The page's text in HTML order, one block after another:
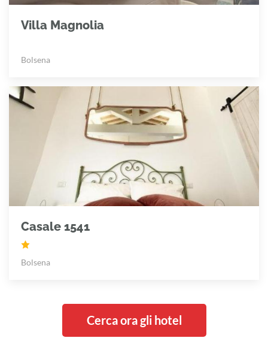
Villa Magnolia
Bolsena
Casale 1541
Bolsena
Cerca ora gli hotel